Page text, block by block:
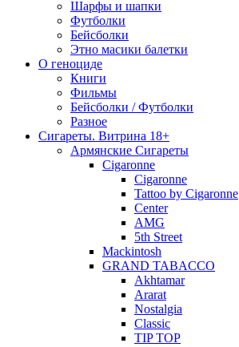
Шарфы и шапки
Футболки
Бейсболки
Этно масики балетки
О геноциде
Книги
Фильмы
Бейсболки / Футболки
Разное
Сигареты. Витрина 18+
Армянские Сигареты
Cigaronne
Cigaronne
Tattoo by Cigaronne
Center
AMG
5th Street
Mackintosh
GRAND TABACCO
Akhtamar
Ararat
Nostalgia
Classic
TIP TOP